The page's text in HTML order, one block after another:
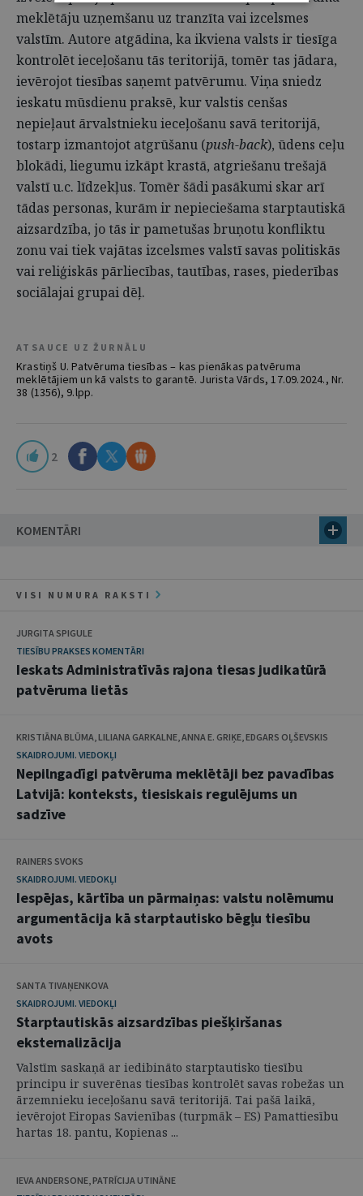
meklētāju uzņemšanu uz tranzīta vai izcelsmes
valstīm. Autore atgādina, ka ikviena valsts ir tiesīga
kontrolēt ieceļošanu tās teritorijā, tomēr tas jādara,
ievērojot tiesības saņemt patvērumu. Viņa sniedz
ieskatu mūsdienu praksē, kur valstis cenšas
nepieļaut ārvalstnieku ieceļošanu savā teritorijā,
tostarp izmantojot atgrūšanu (push-back), ūdens ceļu
blokādi, liegumu izkāpt krastā, atgriešanu trešajā
valstī u.c. līdzekļus. Tomēr šādi pasākumi skar arī
tādas personas, kurām ir nepieciešama starptautiskā
aizsardzība, jo tās ir pametušas bruņotu konfliktu
zonu vai tiek vajātas izcelsmes valstī savas politiskās
vai reliģiskās pārliecības, tautības, rases, piederības
sociālajai grupai dēļ.
ATSAUCE UZ ŽURNĀLU
Krastiņš U. Patvēruma tiesības – kas pienākas patvēruma
meklētājiem un kā valsts to garantē. Jurista Vārds, 17.09.2024., Nr.
38 (1356), 9.lpp.
2
KOMENTĀRI
VISI NUMURA RAKSTI
JURGITA SPIGULE
TIESĪBU PRAKSES KOMENTĀRI
Ieskats Administratīvās rajona tiesas judikatūrā
patvēruma lietās
KRISTIĀNA BLŪMA, LILIANA GARKALNE, ANNA E. GRIĶE, EDGARS OĻŠEVSKIS
SKAIDROJUMI. VIEDOKĻI
Nepilngadīgi patvēruma meklētāji bez pavadības
Latvijā: konteksts, tiesiskais regulējums un
sadzīve
RAINERS SVOKS
SKAIDROJUMI. VIEDOKĻI
Iespējas, kārtība un pārmaiņas: valstu nolēmumu
argumentācija kā starptautisko bēgļu tiesību
avots
SANTA TIVAŅENKOVA
SKAIDROJUMI. VIEDOKĻI
Starptautiskās aizsardzības piešķiršanas
eksternalizācija
Valstīm saskaņā ar iedibināto starptautisko tiesību
principu ir suverēnas tiesības kontrolēt savas robežas un
ārzemnieku ieceļošanu savā teritorijā. Tai pašā laikā,
ievērojot Eiropas Savienības (turpmāk – ES) Pamattiesību
hartas 18. pantu, Kopienas ...
IEVA ANDERSONE, PATRĪCIJA UTINĀNE